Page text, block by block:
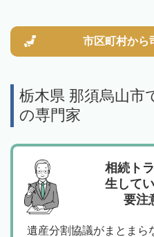
市区町村から
栃木県 那須烏山市
の専門家
相続ト
生して
要注
遺産分割協議がまとまら